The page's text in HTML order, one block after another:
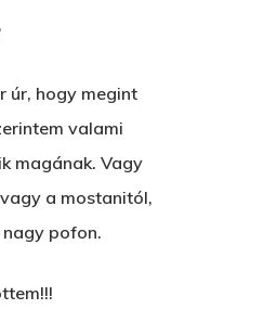
úr, hogy megint
valami
magának. Vagy
a mostanitól,
pofon.